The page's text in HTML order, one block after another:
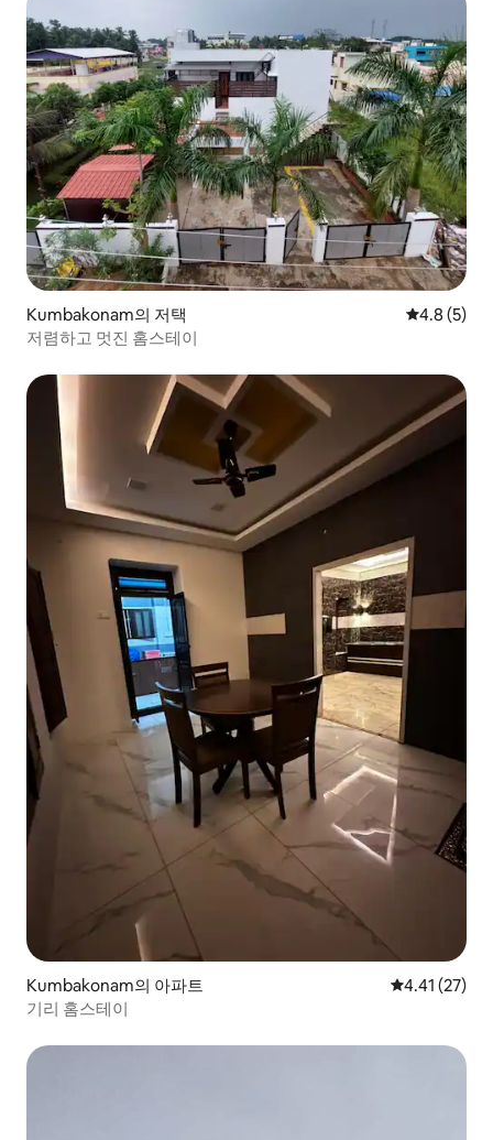
Kumbakonam의 저택 평점 4.8점
4.8 (5)
저렴하고 멋진 홈스테이
Kumbakonam의 아파트 평점 4.41점
4.41 (27)
기리 홈스테이